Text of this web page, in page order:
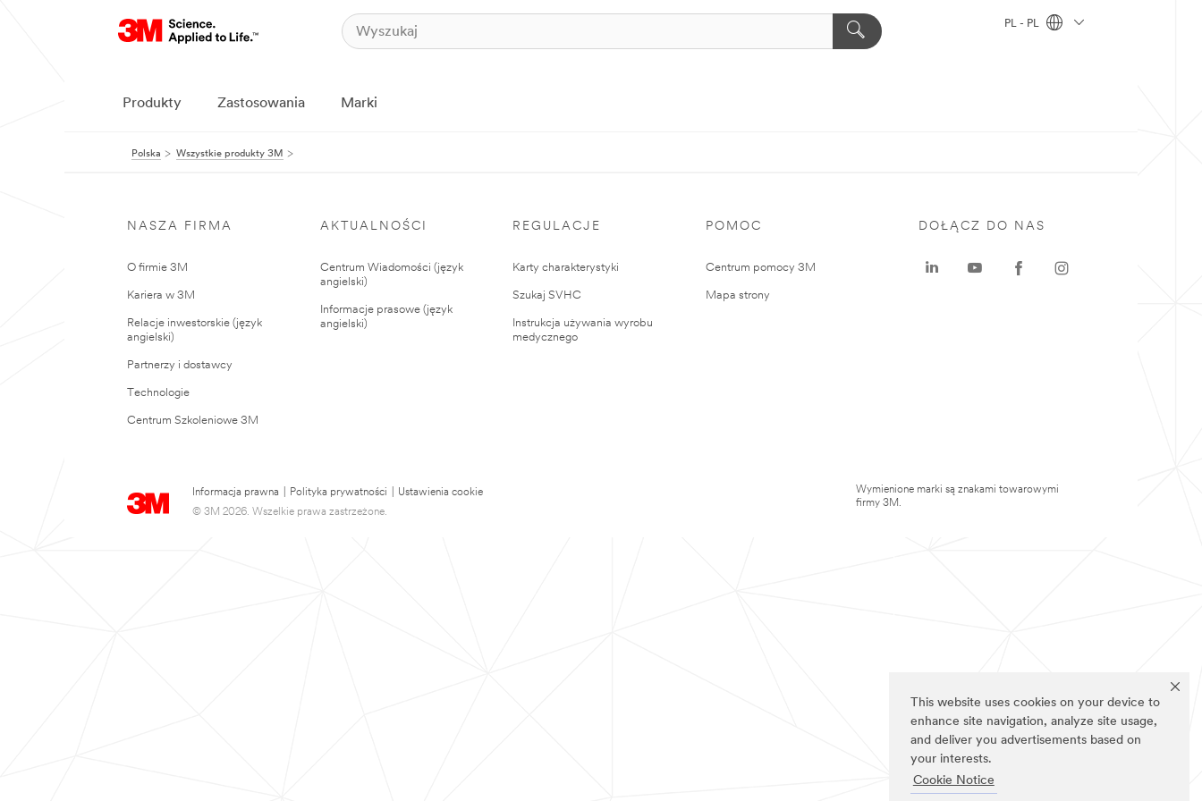
This website uses cookies on your device to
enhance site navigation, analyze site usage,
and deliver you advertisements based on
your interests.
Cookie Notice
PL - PL
Produkty Zastosowania Marki
Polska Wszystkie produkty 3M
NASZA FIRMA
O firmie 3M
Kariera w 3M
Relacje inwestorskie (język
angielski)
Partnerzy i dostawcy
Technologie
Centrum Szkoleniowe 3M
AKTUALNOŚCI
Centrum Wiadomości (język
angielski)
Informacje prasowe (język
angielski)
REGULACJE
Karty charakterystyki
Szukaj SVHC
Instrukcja używania wyrobu
medycznego
POMOC
Centrum pomocy 3M
Mapa strony
Informacja prawna Polityka prywatności
Ustawienia cookie
© 3M 2026. Wszelkie prawa zastrzeżone.
DOŁĄCZ DO NAS
Wymienione marki są znakami towarowymi
firmy 3M.